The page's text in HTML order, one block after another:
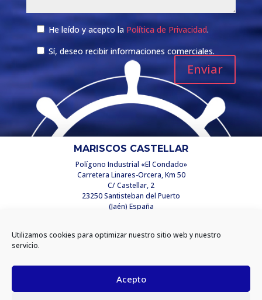
Utilizamos cookies para optimizar nuestro sitio web y nuestro
servicio.
Acepto
He leído y acepto la Política de Privacidad.
Sí, deseo recibir informaciones comerciales.
MARISCOS CASTELLAR
Polígono Industrial «El Condado»
Carretera Linares-Orcera, Km 50
C/ Castellar, 2
23250 Santisteban del Puerto
(Jaén) España
Sistema interno de información